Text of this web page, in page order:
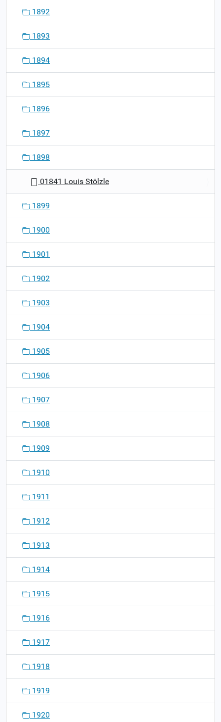
1892
1893
1894
1895
1896
1897
1898
01841 Louis Stölzle
1899
1900
1901
1902
1903
1904
1905
1906
1907
1908
1909
1910
1911
1912
1913
1914
1915
1916
1917
1918
1919
1920